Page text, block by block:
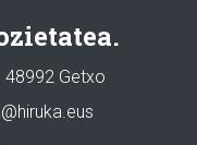
48992 Getxo